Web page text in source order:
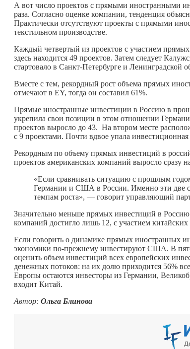
А вот число проектов с прямыми иностранными
раза. Согласно оценке компании, тенденция
Практически отсутствуют проекты с прямыми
текстильном производстве.
Каждый четвертый из проектов с участием
здесь находится 49 проектов. Затем следует
стартовало в Санкт-Петербурге и Ленинградской
Вместе с тем, рекордный рост объема прямых
отмечают в EY, тогда он составил 61%.
Прямые иностранные инвестиции в Россию в
укрепила свои позиции в этом отношении
проектов выросло до 43. На втором месте
с 9 проектами. Почти вдвое упала
Рекордным по объему прямых инвестиций в
проектов американских компаний выросло сразу
«Если сравнивать ситуацию с прошлым
Германии и США в России. Именно эти две
темпам роста», — говорит управляющий
Значительно меньше прямых инвестиций в Россию
компаний достигло лишь 12, с участием китайских
Если говорить о динамике прямых иностранных
экономики по-прежнему инвестируют США. В
оценить объем инвестиций всех европейских
денежных потоков: на их долю приходится 56%
Европы остаются инвесторы из Германии,
входит Китай.
Автор: Ольга Блинова